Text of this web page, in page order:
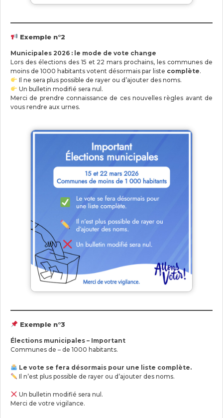
Exemple n°2
Municipales 2026 : le mode de vote change
Lors des élections des 15 et 22 mars prochains, les communes de
moins de 1000 habitants votent désormais par liste complète.
Il ne sera plus possible de rayer ou d’ajouter des noms.
Un bulletin modifié sera nul.
Merci de prendre connaissance de ces nouvelles règles avant de
vous rendre aux urnes.
Exemple n°3
Élections municipales – Important
Communes de – de 1000 habitants.
Le vote se fera désormais pour une liste complète.
Il n’est plus possible de rayer ou d’ajouter des noms.
Un bulletin modifié sera nul.
Merci de votre vigilance.